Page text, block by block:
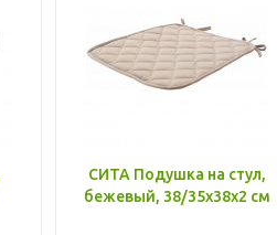
СИТА Подушка на стул,
бежевый, 38/35x38x2 см